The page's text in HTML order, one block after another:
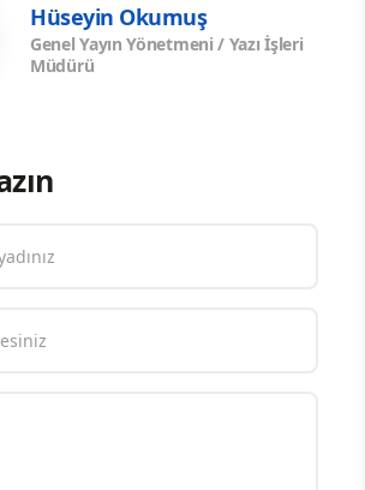
Hüseyin Okumuş
Genel Yayın Yönetmeni / Yazı İşleri
Müdürü